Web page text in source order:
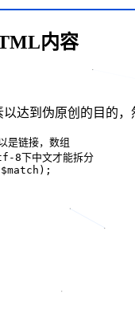
内容
达到伪原创的目的
链接，数组
8下中文才能拆分